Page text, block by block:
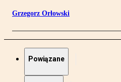
Grzegorz Orłowski
Powiązane